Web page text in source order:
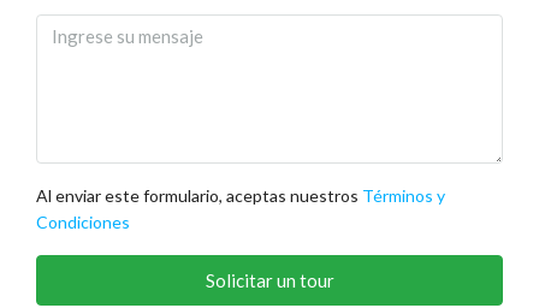
Al enviar este formulario, aceptas nuestros Términos y
Condiciones
Solicitar un tour